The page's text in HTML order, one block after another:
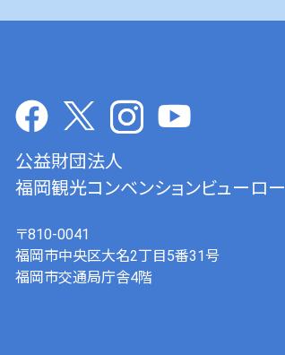
公益財団法人
福岡観光コンベンションビューロー
〒810-0041
福岡市中央区大名2丁目5番31号
福岡市交通局庁舎4階